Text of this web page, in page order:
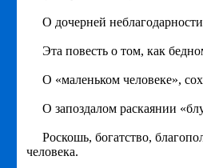
О дочерней
Эта повесть о том, как
О «маленьком человеке»,
О запоздалом раскаянии
Роскошь, богатство,
человека.